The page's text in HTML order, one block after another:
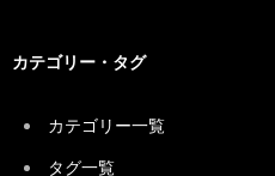
カテゴリー・タグ
カテゴリー一覧
タグ一覧